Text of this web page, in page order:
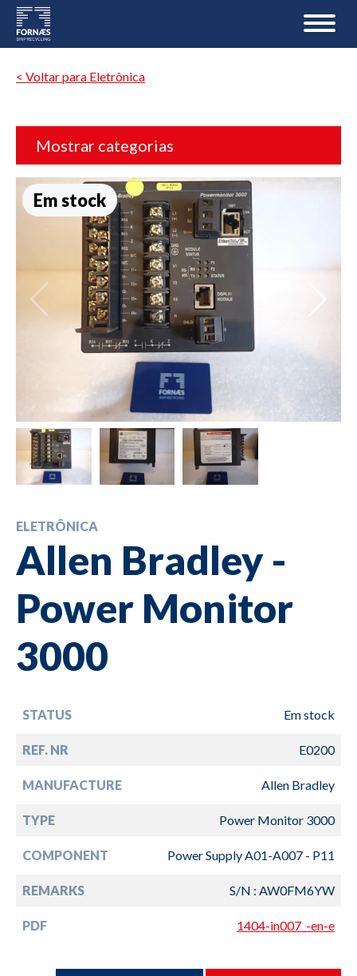
< Voltar para Eletrônica
Mostrar categorias
Em stock
ELETRÔNICA
Allen Bradley -
Power Monitor
3000
STATUS Em stock
REF. NR E0200
MANUFACTURE Allen Bradley
TYPE Power Monitor 3000
COMPONENT Power Supply A01-A007 - P11
REMARKS S/N : AW0FM6YW
PDF 1404-in007_-en-e